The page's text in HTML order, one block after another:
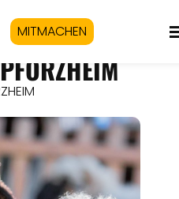
MITMACHEN